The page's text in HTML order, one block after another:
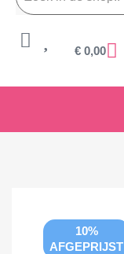
€ 0,00
10%
AFGEPRIJST